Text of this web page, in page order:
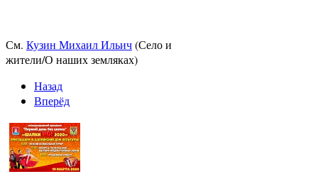
См. Кузин Михаил Ильич(Село и
жители/О наших земляках)
Назад
Вперёд